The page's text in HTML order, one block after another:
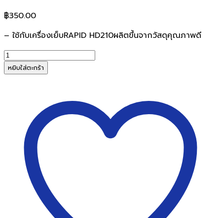
฿350.00
– ใช้กับเครื่องเย็บRAPID HD210ผลิตขึ้นจากวัสดุคุณภาพดี
จำนวน
อะไหล่
ปุ่ม
HD210
หยิบใส่ตะกร้า